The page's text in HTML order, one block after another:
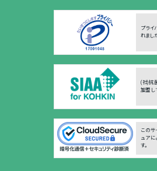
プライ
れまし
(社)抗
加盟し
この
ュアに
す。